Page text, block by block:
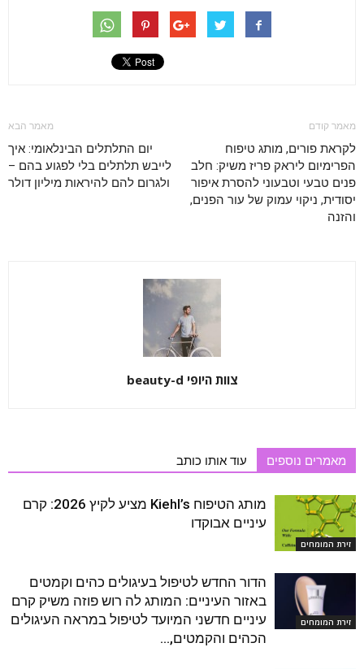
מאמר קודם
לקראת פורים, מותג טיפוח
הפרימיום ליראק פריז משיק: חלב
פנים טבעי וטבעוני להסרת איפור
יסודית, ניקוי עמוק של עור הפנים,
והזנה
מאמר הבא
יום התלתלים הבינלאומי: איך
לייבש תלתלים בלי לפגוע בהם –
ולגרום להם להיראות מיליון דולר
צוות היופי beauty-d
מאמרים נוספים עוד אותו כותב
זירת המומחים
מותג הטיפוח Kiehl’s מציע לקיץ 2026: קרם
עיניים אבוקדו
זירת המומחים
הדור החדש לטיפול בעיגולים כהים וקמטים
באזור העיניים: המותג לה רוש פוזה משיק קרם
עיניים חדשני המיועד לטיפול במראה העיגולים
הכהים והקמטים,...